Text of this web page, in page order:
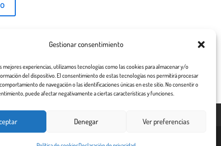
Gestionar consentimiento
mejores experiencias, utilizamos tecnologías como las cookies para almacenar y/o
del dispositivo. El consentimiento de estas tecnologías nos permitirá procesar
de navegación o las identificaciones únicas en este sitio. No consentir o
puede afectar negativamente a ciertas características y funciones.
Denegar Ver preferencias